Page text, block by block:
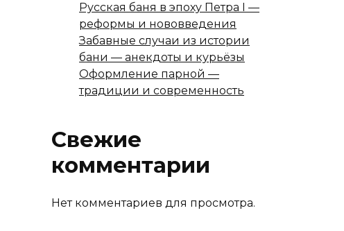
Русская баня в эпоху Петра I —
реформы и нововведения
Забавные случаи из истории
бани — анекдоты и курьёзы
Оформление парной —
традиции и современность
Свежие
комментарии
Нет комментариев для просмотра.